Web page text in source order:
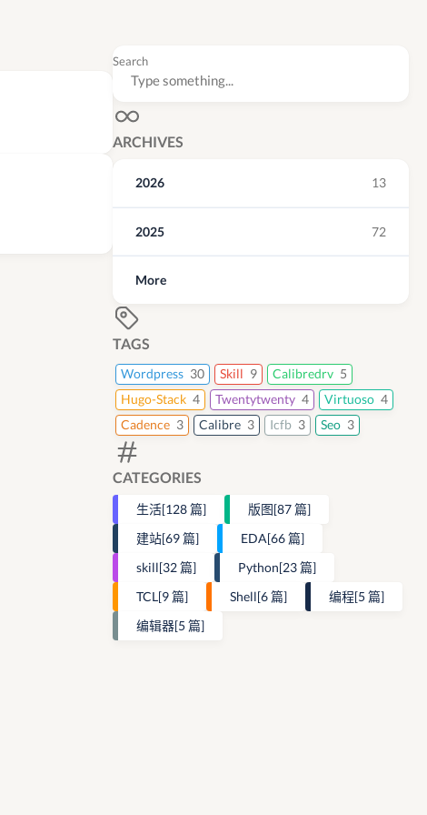
Search
ARCHIVES
2026 13
2025 72
More
TAGS
Wordpress 30 Skill 9 Calibredrv 5
Hugo-Stack 4 Twentytwenty 4 Virtuoso 4
Cadence 3 Calibre 3 Icfb 3 Seo 3
CATEGORIES
生活[128 篇] 版图[87 篇]
建站[69 篇] EDA[66 篇]
skill[32 篇] Python[23 篇]
TCL[9 篇] Shell[6 篇] 编程[5 篇]
编辑器[5 篇]